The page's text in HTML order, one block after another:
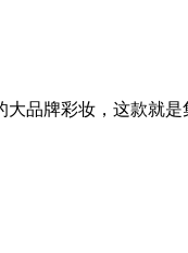
品牌彩妆，这款就